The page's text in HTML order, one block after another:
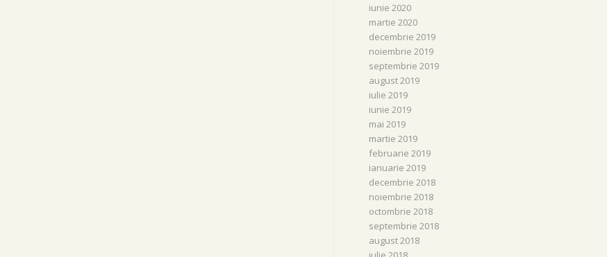
iunie 2020
martie 2020
decembrie 2019
noiembrie 2019
septembrie 2019
august 2019
iulie 2019
iunie 2019
mai 2019
martie 2019
februarie 2019
ianuarie 2019
decembrie 2018
noiembrie 2018
octombrie 2018
septembrie 2018
august 2018